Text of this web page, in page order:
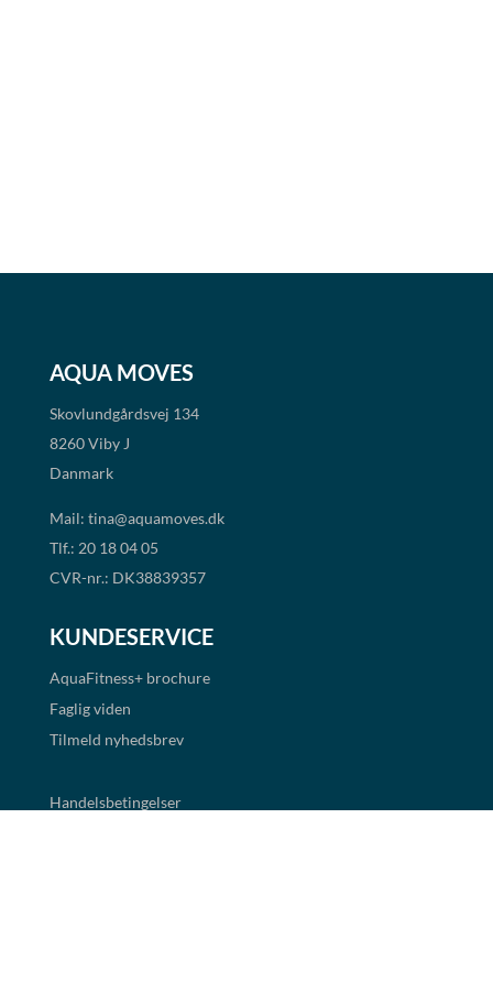
AQUA MOVES
Skovlundgårdsvej 134
8260 Viby J
Danmark
Mail: tina@aquamoves.dk
Tlf.: 20 18 04 05
CVR-nr.: DK38839357
KUNDESERVICE
AquaFitness+ brochure
Faglig viden
Tilmeld nyhedsbrev
Handelsbetingelser